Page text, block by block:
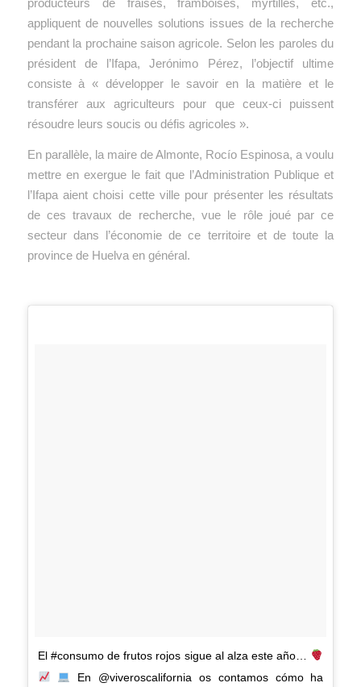
producteurs de fraises, framboises, myrtilles, etc.,
appliquent de nouvelles solutions issues de la recherche
pendant la prochaine saison agricole. Selon les paroles du
président de l’Ifapa, Jerónimo Pérez, l’objectif ultime
consiste à « développer le savoir en la matière et le
transférer aux agriculteurs pour que ceux-ci puissent
résoudre leurs soucis ou défis agricoles ».
En parallèle, la maire de Almonte, Rocío Espinosa, a voulu
mettre en exergue le fait que l’Administration Publique et
l’Ifapa aient choisi cette ville pour présenter les résultats
de ces travaux de recherche, vue le rôle joué par ce
secteur dans l’économie de ce territoire et de toute la
province de Huelva en général.
El #consumo de frutos rojos sigue al alza este año…
En @viveroscalifornia os contamos cómo ha